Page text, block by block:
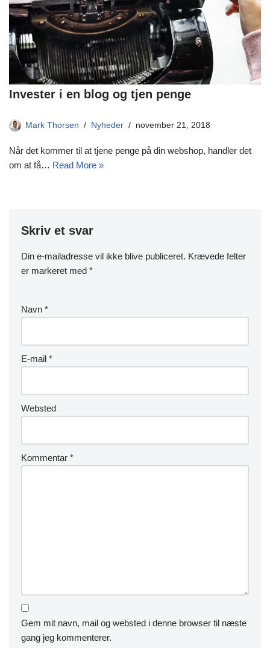
Invester i en blog og tjen penge
Mark Thorsen Nyheder november 21, 2018
Når det kommer til at tjene penge på din webshop, handler det
om at få… Read More »
Skriv et svar
Din e-mailadresse vil ikke blive publiceret. Krævede felter
er markeret med *
Navn *
E-mail *
Websted
Kommentar *
Gem mit navn, mail og websted i denne browser til næste
gang jeg kommenterer.